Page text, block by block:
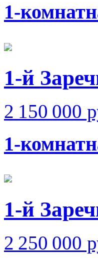
1-
1-й
2 150 000
1-
1-й
2 250 000